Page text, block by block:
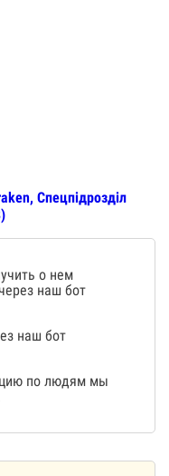
Спецпiдроздiл
о нем
наш бот
наш бот
по людям мы